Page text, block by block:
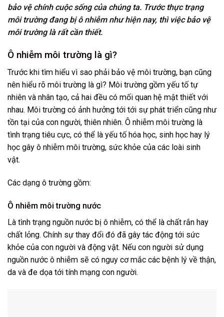
bảo vệ chính cuộc sống của chúng ta. Trước thực trạng
môi trường đang bị ô nhiễm như hiện nay, thì việc bảo vệ
môi trường là rất cần thiết.
Ô nhiễm môi trường là gì?
Trước khi tìm hiểu vì sao phải bảo vệ môi trường, bạn cũng
nên hiểu rõ môi trường là gì? Môi trường gồm yếu tố tự
nhiên và nhân tạo, cả hai đều có mối quan hệ mật thiết với
nhau. Môi trường có ảnh hưởng tới tới sự phát triển cũng như
tồn tại của con người, thiên nhiên. Ô nhiễm môi trường là
tình trạng tiêu cực, có thể là yếu tố hóa học, sinh học hay lý
học gây ô nhiễm môi trường, sức khỏe của các loài sinh
vật.
Các dạng ô trường gồm:
Ô nhiễm môi trường nước
Là tình trạng nguồn nước bị ô nhiễm, có thể là chất rắn hay
chất lỏng. Chính sự thay đổi đó đã gây tác động tới sức
khỏe của con người và động vật. Nếu con người sử dụng
nguồn nước ô nhiễm sẽ có nguy cơ mắc các bệnh lý về thận,
da và đe dọa tới tính mạng con người.